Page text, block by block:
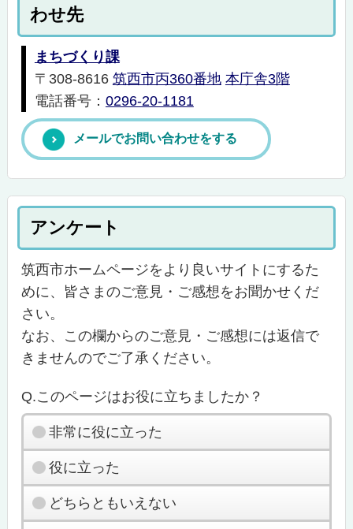
わせ先
まちづくり課
〒308-8616 筑西市丙360番地 本庁舎3階
電話番号： 0296-20-1181
メールでお問い合わせをする
アンケート
筑西市ホームページをより良いサイトにするた
めに、皆さまのご意見・ご感想をお聞かせくだ
さい。
なお、この欄からのご意見・ご感想には返信で
きませんのでご了承ください。
Q.このページはお役に立ちましたか？
非常に役に立った
役に立った
どちらともいえない